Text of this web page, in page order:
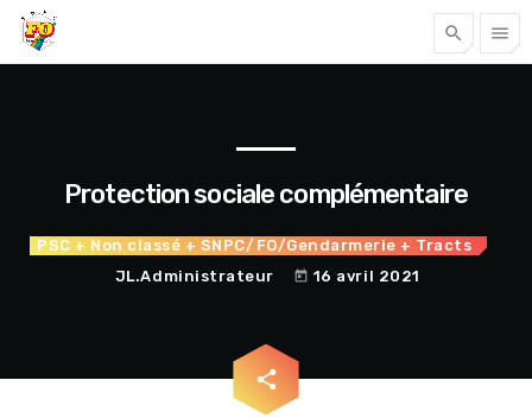
search menu
Protection sociale complémentaire
PSC + Non classé + SNPC/FO/Gendarmerie + Tracts
JL.Administrateur
today 16 avril 2021
share
email